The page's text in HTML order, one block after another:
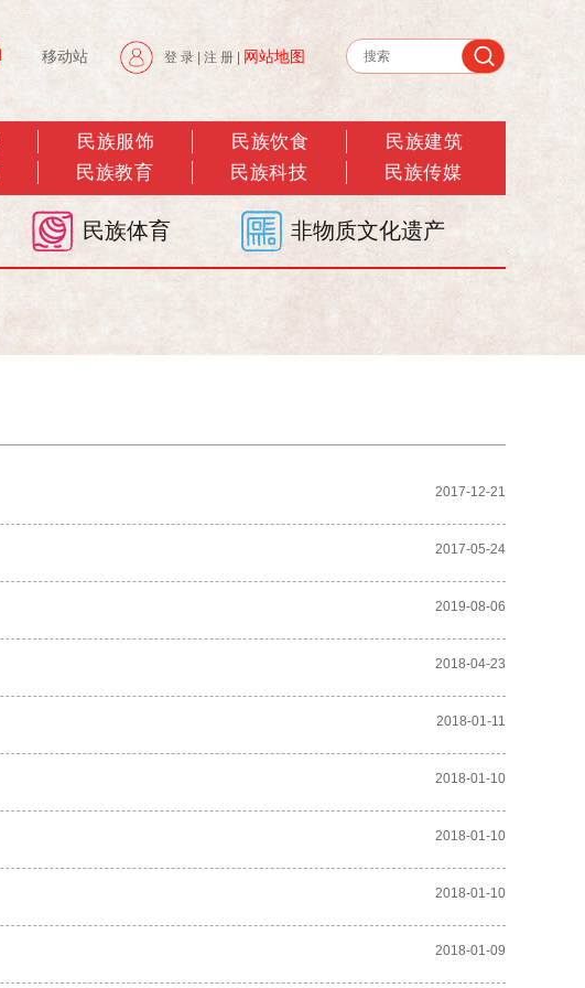
移动站 登 录 注 册 网站地图
民族服饰 民族饮食
民族建筑
民族教育 民族科技 民族传媒
民族体育 非物质文化遗产
2017-12-21
2017-05-24
2019-08-06
2018-04-23
2018-01-11
2018-01-10
2018-01-10
2018-01-10
2018-01-09